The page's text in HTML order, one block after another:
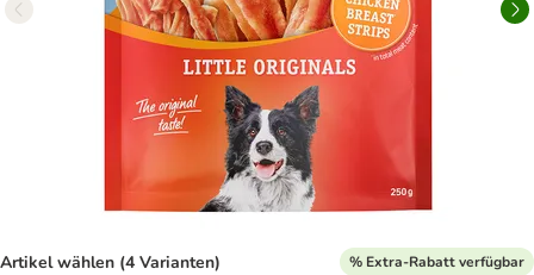
Artikel wählen (4 Varianten) % Extra-Rabatt verfügbar